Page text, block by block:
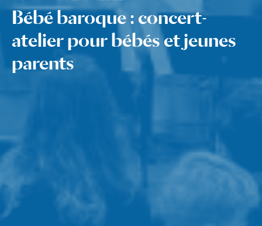
Bébé baroque : concert-
atelier pour bébés et jeunes
parents